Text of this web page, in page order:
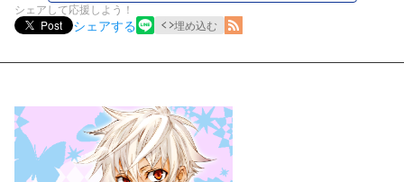
シェアして応援しよう！
Post
シェアする 埋め込む